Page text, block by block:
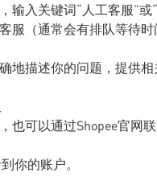
输入关键词“人工客服”或
服（通常会有排队等待
地描述你的问题，提供
也可以通过Shopee官网
你的账户。